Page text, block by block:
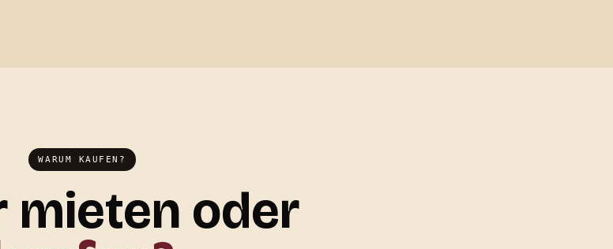
WARUM KAUFEN?
mieten oder